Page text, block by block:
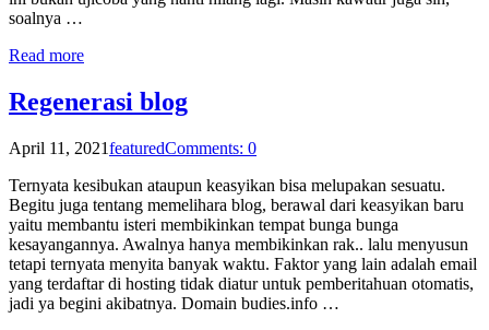
soalnya …
Read more
Regenerasi blog
April 11, 2021featuredComments: 0
Ternyata kesibukan ataupun keasyikan bisa melupakan sesuatu.
Begitu juga tentang memelihara blog, berawal dari keasyikan baru
yaitu membantu isteri membikinkan tempat bunga bunga
kesayangannya. Awalnya hanya membikinkan rak.. lalu menyusun
tetapi ternyata menyita banyak waktu. Faktor yang lain adalah email
yang terdaftar di hosting tidak diatur untuk pemberitahuan otomatis,
jadi ya begini akibatnya. Domain budies.info …